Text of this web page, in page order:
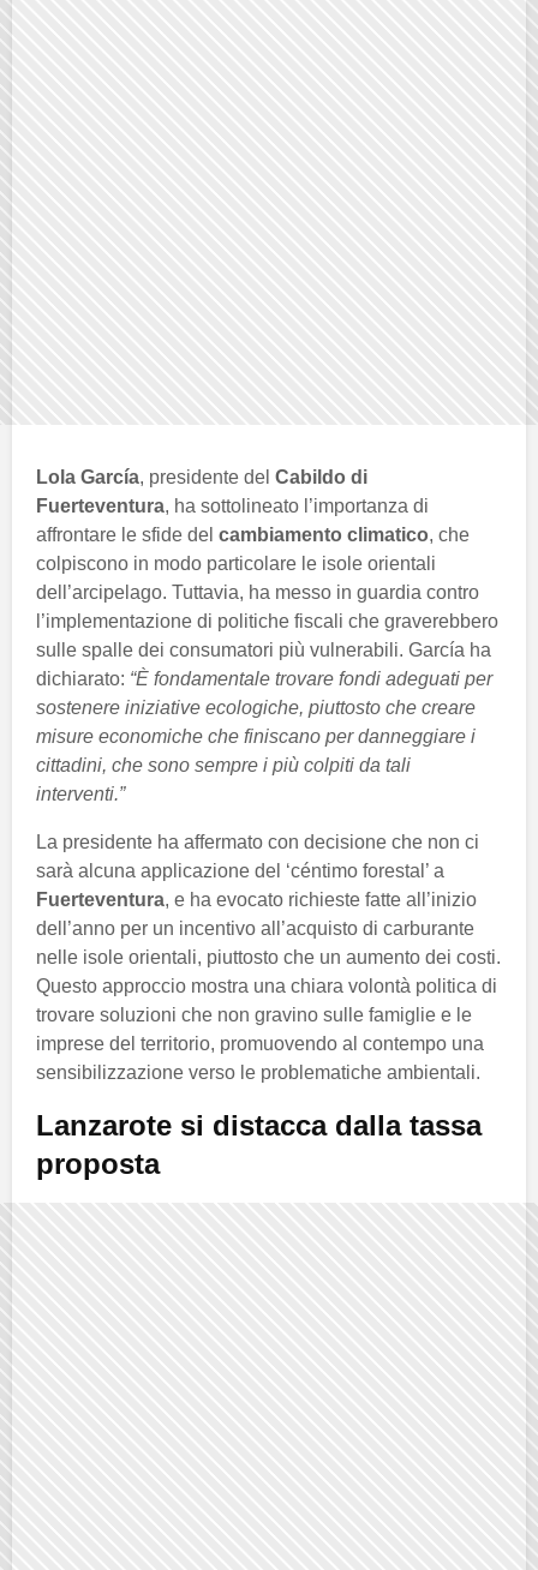
Lola García, presidente del Cabildo di
Fuerteventura, ha sottolineato l’importanza di
affrontare le sfide del cambiamento climatico, che
colpiscono in modo particolare le isole orientali
dell’arcipelago. Tuttavia, ha messo in guardia contro
l’implementazione di politiche fiscali che graverebbero
sulle spalle dei consumatori più vulnerabili. García ha
dichiarato: “È fondamentale trovare fondi adeguati per
sostenere iniziative ecologiche, piuttosto che creare
misure economiche che finiscano per danneggiare i
cittadini, che sono sempre i più colpiti da tali
interventi.”
La presidente ha affermato con decisione che non ci
sarà alcuna applicazione del ‘céntimo forestal’ a
Fuerteventura, e ha evocato richieste fatte all’inizio
dell’anno per un incentivo all’acquisto di carburante
nelle isole orientali, piuttosto che un aumento dei costi.
Questo approccio mostra una chiara volontà politica di
trovare soluzioni che non gravino sulle famiglie e le
imprese del territorio, promuovendo al contempo una
sensibilizzazione verso le problematiche ambientali.
Lanzarote si distacca dalla tassa
proposta